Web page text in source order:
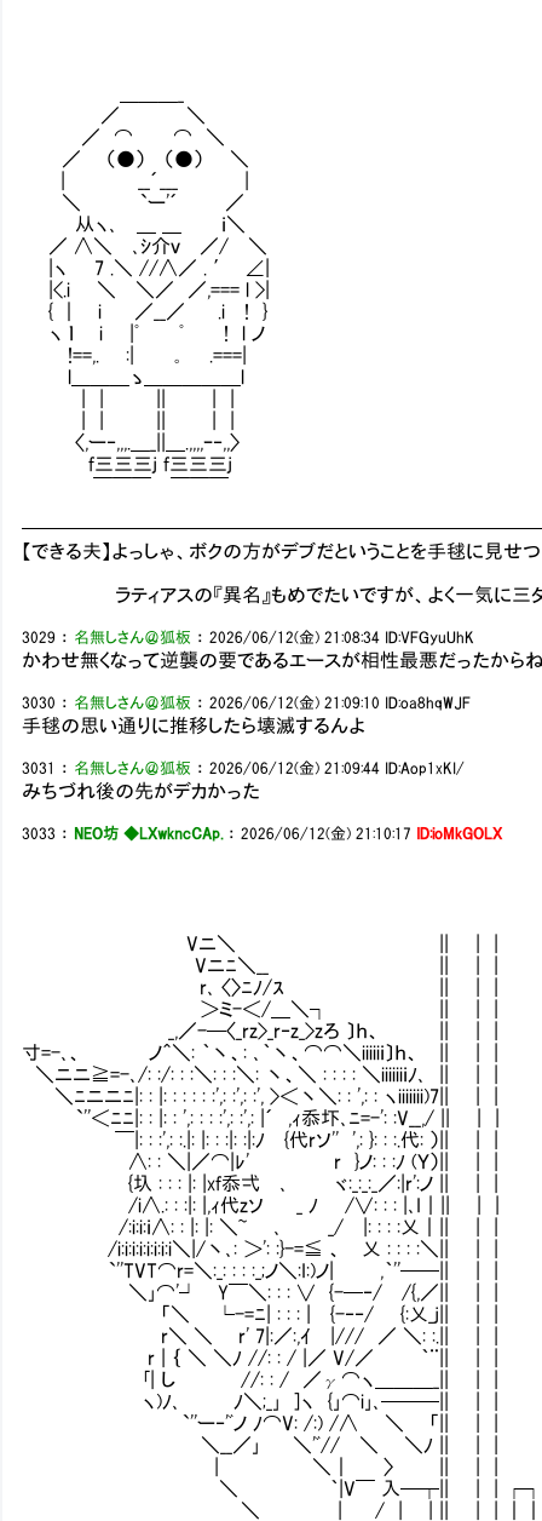
／ ＼
／ ⌒ ⌒ ＼
／ （●） （●） ＼
| __´___ |
＼ `ー'´ ／
从ヽ､ ＿ ＿ ｉ＼
／ ∧＼ ､ｼ介ｖ ／/ ＼
|ヽ 7 .＼ //∧／ . ′ ∠|
|<.i ＼ ＼／ ／,=== l >|
{ ｜ i ／__／ .i ! }
ヽ ｌ i |ﾟ ﾟ ! l ノ
!==,. :| ｡ .===|
l＿＿＿ゝ＿＿＿＿＿l
〈,ー‐,,,.＿_||＿.,,,,ｰ‐,,〉
f三三三j f三三三j
￣￣￣ ￣￣￣
【できる夫】よっしゃ、ボクの方がデブだということを手毬に見
ラティアスの『異名』もめでたいですが、よく一気に三タ
3029 ： 名無しさん＠狐板 ：2026/06/12(金) 21:08:34 ID:VFGyuUhK
かわせ無くなって逆襲の要であるエースが相性最悪だったから
3030 ： 名無しさん＠狐板 ：2026/06/12(金) 21:09:10 ID:oa8hqWJF
手毬の思い通りに推移したら壊滅するんよ
3031 ： 名無しさん＠狐板 ：2026/06/12(金) 21:09:44 ID:Aop1xKI/
みちづれ後の先がデカかった
3033 ： NEO坊 ◆LXwkncCAp. ：2026/06/12(金) 21:10:17 ID:ioMkGOLX
Vニ＼ || | |
Vニﾆ＼__ || | |
r､ 〈〉ﾆﾉ/ｽ || | |
＞ミ-＜/＿＼┐ || | |
_,／-─〈_rz>_r‐z_>zろ 〕ｈ、 || | |
寸=-､、 ノ＾＼: ｀丶、: ､｀丶、⌒⌒＼iiiiiｉ〕ｈ、 || |
＼ニニ≧=-､/: :/: : :＼: : :＼: 丶、＼ : : : : ＼iiiiiiｉﾉ､ || |
＼ﾆニニﾆ|: : |: : : : : :',: :',: :', >＜丶＼: : ',: : ヽiiiiiii)7|| |
`''＜ﾆﾆ|: : |: : ',: : : :',: :',: |´ ,ｨ忝圷､ﾆ=-': :V__,/ || |
￣|: : :',: :.|: |: : :|: :|:ﾉ {代rソ'' ',: }: : :.代: ）|| |
∧: : ＼|／⌒|ﾚ' r }ノ: : :ﾉ (Ｙ）|| | |
{圦 : : : |: |xf忝弌 ､ ヾ:_:_:_／:|r':ノ || | |
/i∧.: : :|: |,ｨ代zソ _ ﾉ /∨: : : |､I｜|| | |
/:i:i:ｉ∧: : |: |: ＼~ ､ _/ |: : : :乂｜|| | |
/i:i:i:i:i:i:i:i＼|/丶､: ＞': :}-=≦ 、 乂 : : : :＼|| |
`''TVT⌒r=＼:_: : : :_;ノ＼:I:)ノ| ,｀''──|| |
＼｣⌒'┘ Y￣＼: : : ∨ {-─‐/ /{,／|| | |
「＼ └-=ﾆ| : : : | {-‐‐/ {:乂_j|| | |
r＼ ＼ r' 7|:／:,ｲ |/// ／ ＼: :.|| | | ||＿
r | ｛ ＼ ＼ﾉ //: : / |／ V/／ ｀¨|| | | ￣
｢| し //: : / ／γ⌒ヽ＿＿＿_|| | |
ヽ)ﾉ､ ﾉ＼;_｣ ]ヽ {｣⌒i｣､───|| | |
`''ー‐'ﾞノ ﾉ⌒V: /:) /∧ ＼ 「|| | |
＼__／｣ ＼'ﾞ// ＼ ＼ﾉ || | |
| ＼｜ 〉 || | |
＼ ｀|V￣ 入─┬|| | |
＼ | / | | || | | ｜